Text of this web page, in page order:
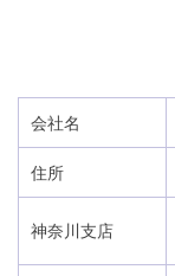
会社名
住所
神奈川支店